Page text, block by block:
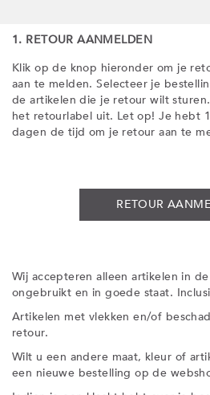
1. RETOUR AANMELDEN
Klik op de knop hieronder om je
aan te melden. Selecteer je
de artikelen die je retour wilt
het retourlabel uit. Let op! Je hebt
dagen de tijd om je retour aan te
RETOUR
Wij accepteren alleen artikelen in
ongebruikt en in goede staat.
Artikelen met vlekken en/of
retour.
Wilt u een andere maat, kleur of
een nieuwe bestelling op de